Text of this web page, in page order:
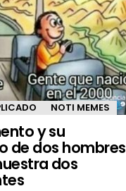
NOTI MEMES
y su
de dos hombres
dos